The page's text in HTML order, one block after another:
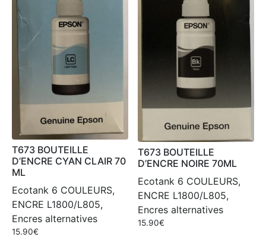
T673 BOUTEILLE
D’ENCRE CYAN CLAIR 70
ML
Ecotank 6 COULEURS,
ENCRE L1800/L805,
Encres alternatives
15.90€
T673 BOUTEILLE
D’ENCRE NOIRE 70ML
Ecotank 6 COULEURS,
ENCRE L1800/L805,
Encres alternatives
15.90€